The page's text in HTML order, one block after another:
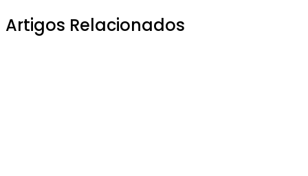
Artigos Relacionados